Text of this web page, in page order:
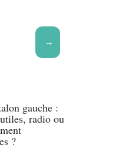
gauche :
radio ou
?